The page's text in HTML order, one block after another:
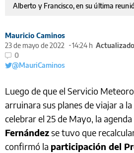
Alberto y Francisco, en su última
Mauricio Caminos
23 de mayo de 2022
14:24 h
0
@MauriCaminos
Luego de que el Servicio
arruinara sus planes de viajar a
celebrar el 25 de Mayo, la
Fernándezse tuvo que
confirmó la participación del